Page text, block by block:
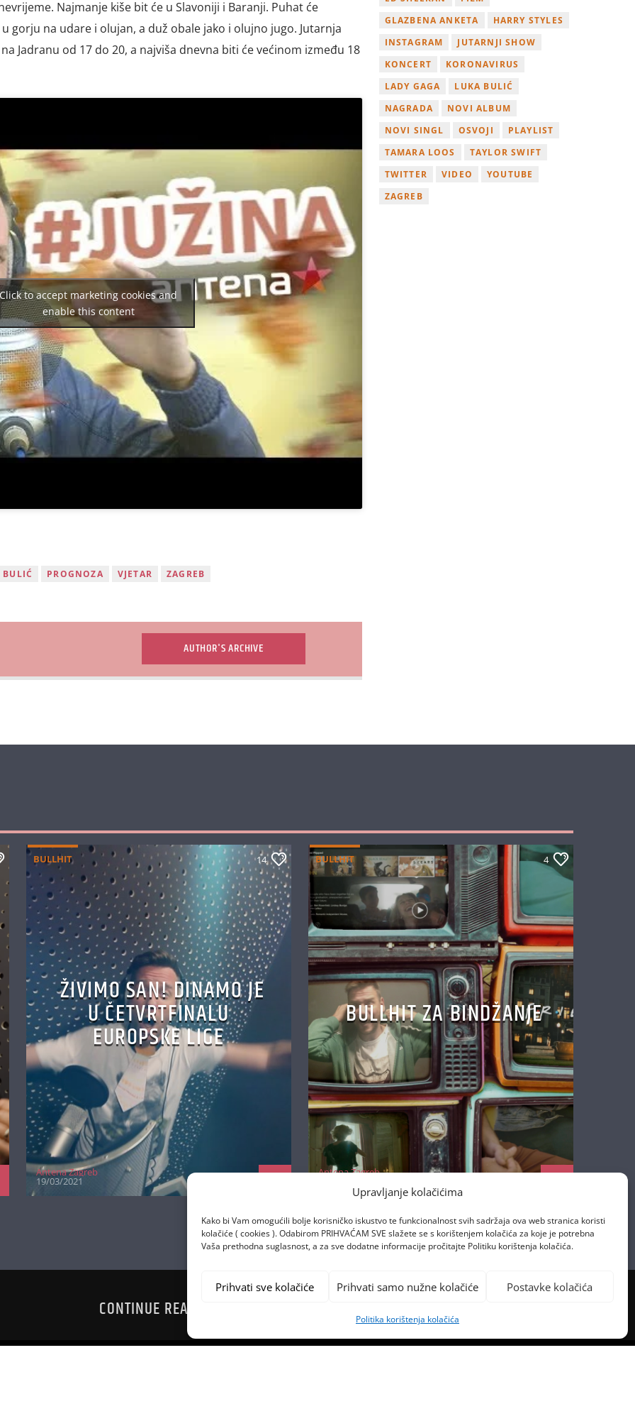
Upravljanje kolačićima
Kako bi Vam omogućili bolje korisničko iskustvo te funkcionalnost svih sadržaja ova web stranica koristi
kolačiće ( cookies ). Odabirom PRIHVAĆAM SVE slažete se s korištenjem kolačića za koje je potrebna
Vaša prethodna suglasnost, a za sve dodatne informacije pročitajte Politiku korištenja kolačića.
Prihvati sve kolačiće Prihvati samo nužne kolačiće Postavke kolačića
Politika korištenja kolačića
Najmanje kiše bit će u Slavoniji i Baranji. Puhat će
gorju na udare i olujan, a duž obale jako i olujno jugo. Jutarnja
Jadranu od 17 do 20, a najviša dnevna biti će većinom između 18
Click to accept marketing cookies and
enable this content
PROGNOZA VJETAR ZAGREB
AUTHOR'S ARCHIVE
GLAZBENA ANKETA
HARRY STYLES
INSTAGRAM
JUTARNJI SHOW
KONCERT
KORONAVIRUS
LADY GAGA
LUKA BULIĆ
NAGRADA
NOVI ALBUM
NOVI SINGL
OSVOJI
PLAYLIST
TAMARA LOOS
TAYLOR SWIFT
TWITTER
VIDEO
YOUTUBE
ZAGREB
BULLHIT 14
ŽIVIMO SAN! DINAMO JE
U ČETVRTFINALU
EUROPSKE LIGE
Antena Zagreb
19/03/2021
BULLHIT 4
BULLHIT ZA BINDŽANJE
Antena Zagreb
CONTINUE READING